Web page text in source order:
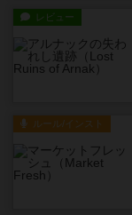
レビュー
ルール/インスト